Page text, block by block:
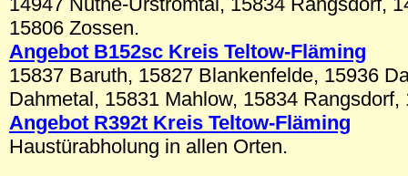
15806 Zossen.
Angebot B152sc Kreis Teltow-Fläming
15837 Baruth, 15827 Blankenfelde, 15936
Dahmetal, 15831 Mahlow, 15834 Rangsdorf,
Angebot R392t Kreis Teltow-Fläming
Haustürabholung in allen Orten.